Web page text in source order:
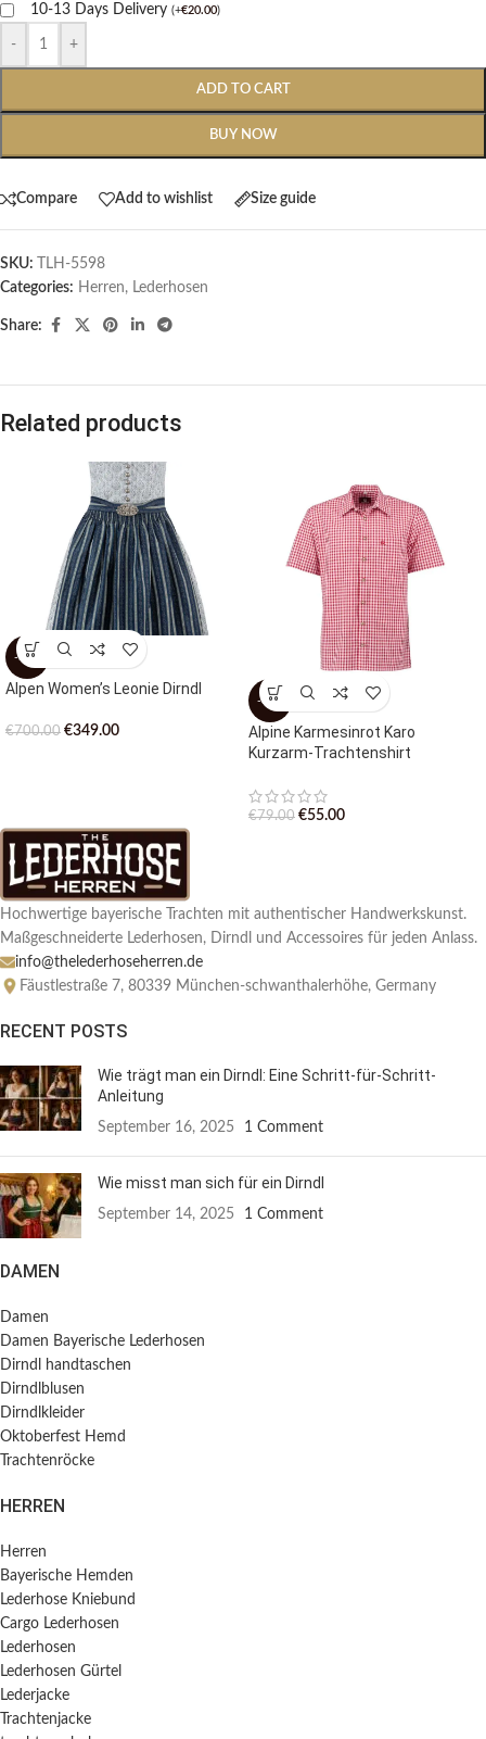
10-13 Days Delivery (+€20.00)
- +
ADD TO CART
BUY NOW
Compare Add to wishlist Size guide
SKU:
TLH-5598
Categories: Herren, Lederhosen
Share:
Related products
-50%
Alpen Women’s Leonie Dirndl
€700.00 €349.00
-30%
Alpine Karmesinrot Karo
Kurzarm-Trachtenshirt
€79.00 €55.00
Hochwertige bayerische Trachten mit authentischer Handwerkskunst.
Maßgeschneiderte Lederhosen, Dirndl und Accessoires für jeden Anlass.
info@thelederhoseherren.de
Fäustlestraße 7, 80339 München-schwanthalerhöhe, Germany
RECENT POSTS
Wie trägt man ein Dirndl: Eine Schritt-für-Schritt-
Anleitung
September 16, 2025 1 Comment
Wie misst man sich für ein Dirndl
September 14, 2025 1 Comment
DAMEN
Damen
Damen Bayerische Lederhosen
Dirndl handtaschen
Dirndlblusen
Dirndlkleider
Oktoberfest Hemd
Trachtenröcke
HERREN
Herren
Bayerische Hemden​
Lederhose Kniebund
Cargo Lederhosen
Lederhosen
Lederhosen Gürtel
Lederjacke
Trachtenjacke